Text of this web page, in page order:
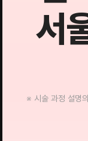
서
※ 시술 과정 설명